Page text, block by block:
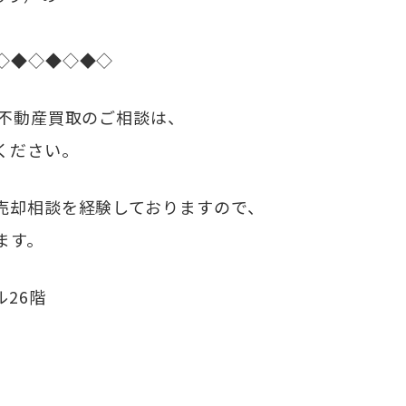
産買取のご相談は、
さい。
相談を経験しておりますので、
。
26階